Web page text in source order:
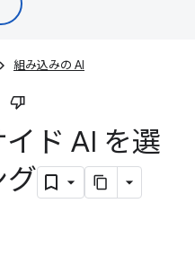
組み込みの AI
ド AI を選
グ